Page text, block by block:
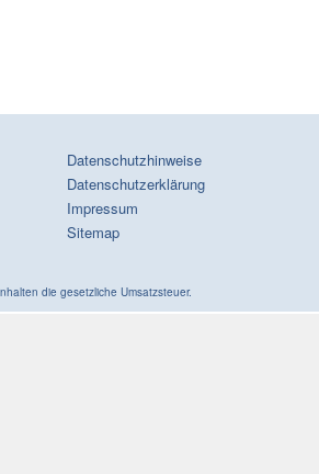
Datenschutzhinweise
Datenschutzerklärung
Impressum
Sitemap
die gesetzliche Umsatzsteuer.